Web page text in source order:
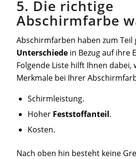
5. Die richtige
Abschirmfarbe
Abschirmfarben haben zum Teil
Unterschiedein Bezug auf ihre
Folgende Liste hilft Ihnen dabei,
Merkmale bei Ihrer
Schirmleistung.
Hoher Feststoffanteil.
Kosten.
Nach oben hin besteht keine